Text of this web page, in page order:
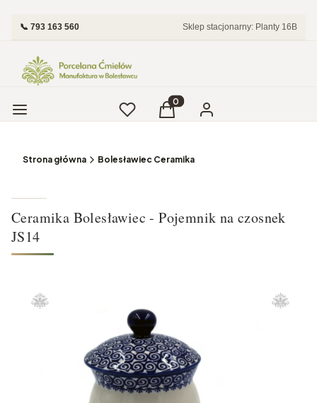
📞 793 163 560 Sklep stacjonarny: Planty 16B
Menu UlubioneProdukty w koszyku: 0.
Koszyk Zaloguj się
Strona główna Bolesławiec Ceramika
Ceramika Bolesławiec - Pojemnik na czosnek
JS14